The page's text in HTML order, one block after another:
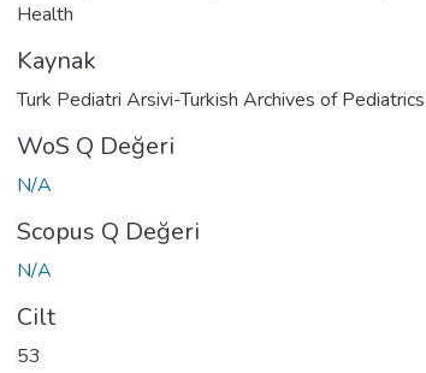
Health
Kaynak
Turk Pediatri Arsivi-Turkish Archives of Pediatrics
WoS Q Değeri
N/A
Scopus Q Değeri
N/A
Cilt
53